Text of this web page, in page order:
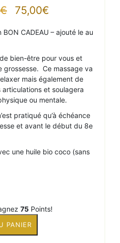
€
Le
initial
110,00€.
75,00€
actuel
75,00€.
CADEAU – ajouté le au
bien-être pour vous et
Ce massage va
mais également de
et soulagera
ou mentale.
pratiqué qu’à échéance
et avant le début du 8e
une huile bio coco (sans
75 Points!
PANIER